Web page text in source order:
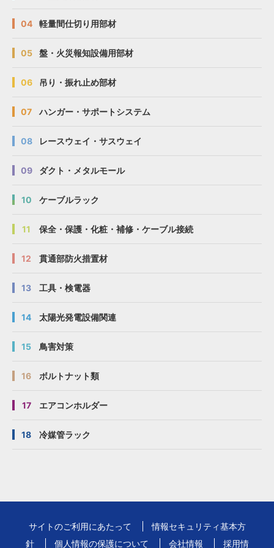
04 軽量間仕切り用部材
05 盤・火災報知設備用部材
06 吊り・振れ止め部材
07 ハンガー・サポートシステム
08 レースウェイ・サスウェイ
09 ダクト・メタルモール
10 ケーブルラック
11 保全・保護・化粧・補修・ケーブル接続
12 貫通部防火措置材
13 工具・検電器
14 太陽光発電設備関連
15 鳥害対策
16 ボルトナット類
17 エアコンホルダー
18 冷媒管ラック
サイトのご利用にあたって
情報セキュリティ基本方
針
個人情報の保護について 会社情報 採用情